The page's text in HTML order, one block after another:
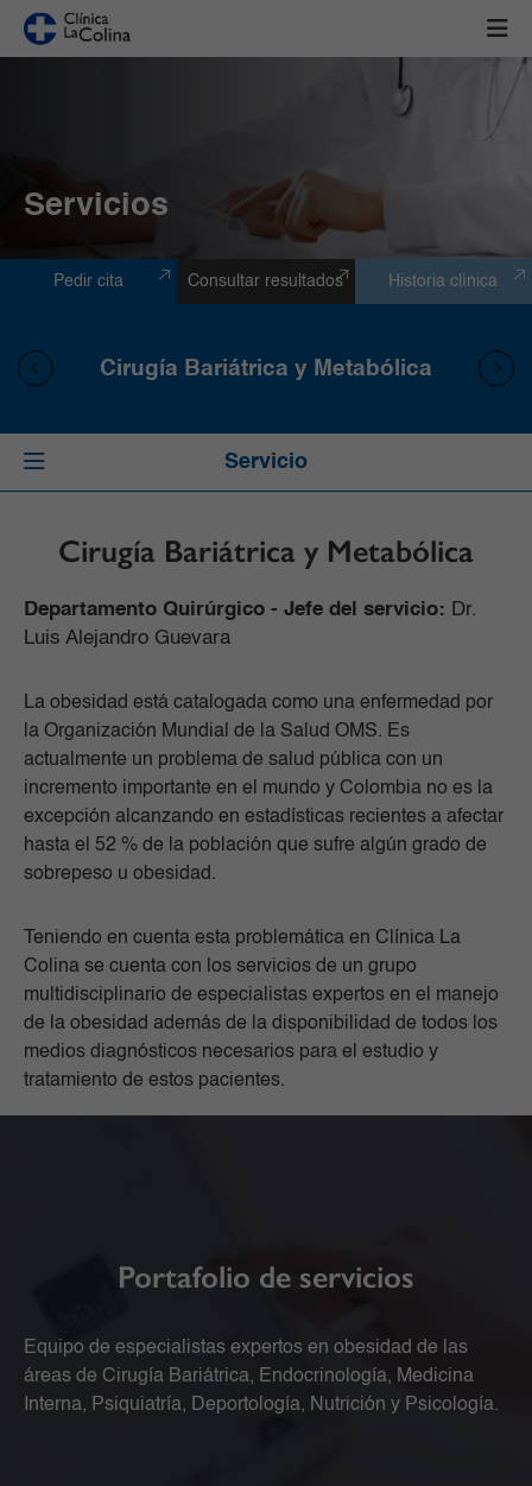
Servicios
Pedir cita Consultar resultados Historia clínica
Cirugía Bariátrica y Metabólica
Servicio
Cirugía Bariátrica y Metabólica
Departamento Quirúrgico - Jefe del servicio: Dr.
Luis Alejandro Guevara
La obesidad está catalogada como una enfermedad por
la Organización Mundial de la Salud OMS. Es
actualmente un problema de salud pública con un
incremento importante en el mundo y Colombia no es la
excepción alcanzando en estadísticas recientes a afectar
hasta el 52 % de la población que sufre algún grado de
sobrepeso u obesidad.
Teniendo en cuenta esta problemática en Clínica La
Colina se cuenta con los servicios de un grupo
multidisciplinario de especialistas expertos en el manejo
de la obesidad además de la disponibilidad de todos los
medios diagnósticos necesarios para el estudio y
tratamiento de estos pacientes.
Portafolio de servicios
Equipo de especialistas expertos en obesidad de las
áreas de Cirugía Bariátrica, Endocrinología, Medicina
Interna, Psiquiatría, Deportología, Nutrición y Psicología.